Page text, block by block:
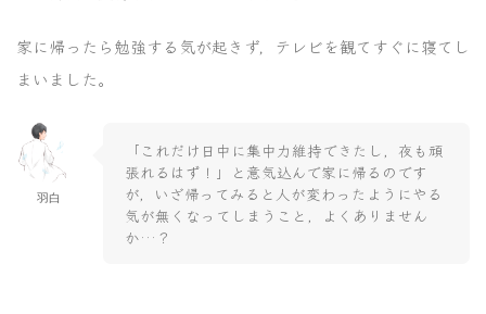
家に帰ったら勉強する気が起きず，テレビを観てすぐに寝てし
まいました。
羽白
「これだけ日中に集中力維持できたし，夜も頑
張れるはず！」と意気込んで家に帰るのです
が，いざ帰ってみると人が変わったようにやる
気が無くなってしまうこと，よくありません
か…？